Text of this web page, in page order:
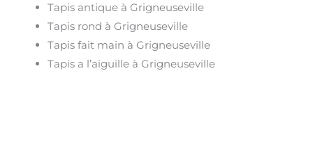
Tapis antique à Grigneuseville
Tapis rond à Grigneuseville
Tapis fait main à Grigneuseville
Tapis a l’aiguille à Grigneuseville